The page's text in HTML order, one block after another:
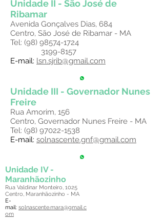
Unidade II - São José de
Ribamar
Avenida Gonçalves Dias, 684
Centro, São José de Ribamar - MA
Tel: (98) 98574-1724
3199-8157
​E-mail: lsn.sjrib@gmail.com
Unidade III - Governador Nunes
Freire
Rua Amorim, 156
Centro, Governador Nunes Freire - MA
Tel: (98) 97022-1538
​E-mail: solnascente.gnf@gmail.com
Unidade IV -
Maranhãozinho
Rua Valdinar Monteiro, 1025
Centro, Maranhãozinho - MA
​E-
mail: solnascente.mara@gmail.c
om